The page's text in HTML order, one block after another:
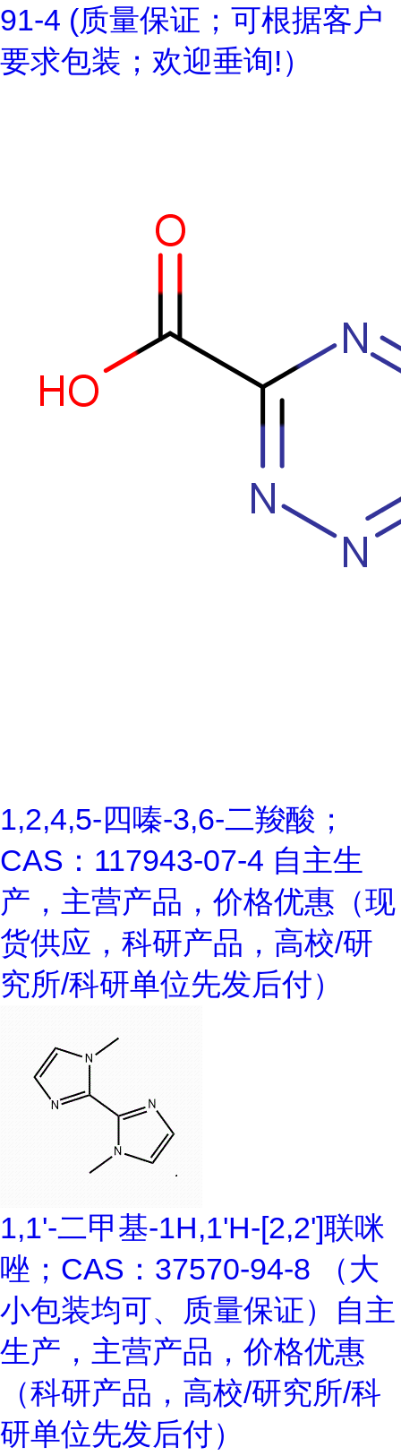
91-4 (质量保证；可根据客户
要求包装；欢迎垂询!）
1,2,4,5-四嗪-3,6-二羧酸；
CAS：117943-07-4 自主生
产，主营产品，价格优惠（现
货供应，科研产品，高校/研
究所/科研单位先发后付）
1,1'-二甲基-1H,1'H-[2,2']联咪
唑；CAS：37570-94-8 （大
小包装均可、质量保证）自主
生产，主营产品，价格优惠
（科研产品，高校/研究所/科
研单位先发后付）